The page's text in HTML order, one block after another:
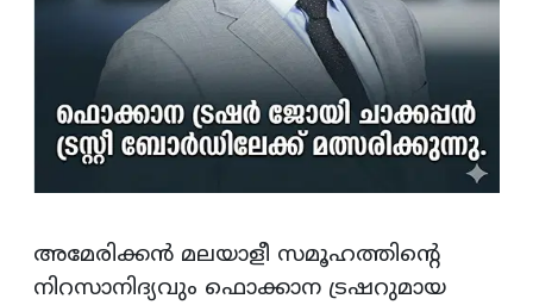
അമേരിക്കന്‍ മലയാളീ സമൂഹത്തിന്റെ
നിറസാനിദ്യവും ഫൊക്കാന ട്രഷറുമായ